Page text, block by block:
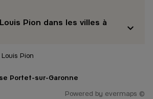
Pion dans les villes à
Pion
Portet-sur-Garonne
Powered by evermaps ©